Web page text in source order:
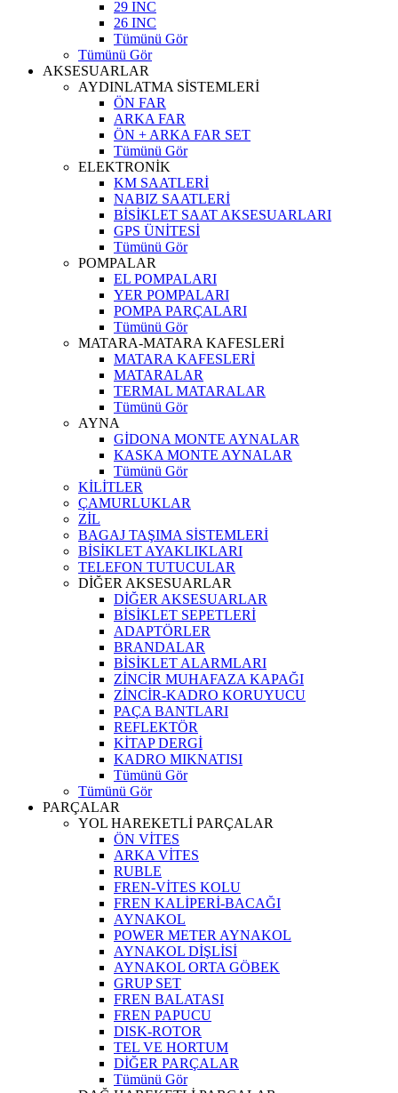
29 INC
26 INC
Tümünü Gör
Tümünü Gör
AKSESUARLAR
AYDINLATMA SİSTEMLERİ
ÖN FAR
ARKA FAR
ÖN + ARKA FAR SET
Tümünü Gör
ELEKTRONİK
KM SAATLERİ
NABIZ SAATLERİ
BİSİKLET SAAT AKSESUARLARI
GPS ÜNİTESİ
Tümünü Gör
POMPALAR
EL POMPALARI
YER POMPALARI
POMPA PARÇALARI
Tümünü Gör
MATARA-MATARA KAFESLERİ
MATARA KAFESLERİ
MATARALAR
TERMAL MATARALAR
Tümünü Gör
AYNA
GİDONA MONTE AYNALAR
KASKA MONTE AYNALAR
Tümünü Gör
KİLİTLER
ÇAMURLUKLAR
ZİL
BAGAJ TAŞIMA SİSTEMLERİ
BİSİKLET AYAKLIKLARI
TELEFON TUTUCULAR
DİĞER AKSESUARLAR
DİĞER AKSESUARLAR
BİSİKLET SEPETLERİ
ADAPTÖRLER
BRANDALAR
BİSİKLET ALARMLARI
ZİNCİR MUHAFAZA KAPAĞI
ZİNCİR-KADRO KORUYUCU
PAÇA BANTLARI
REFLEKTÖR
KİTAP DERGİ
KADRO MIKNATISI
Tümünü Gör
Tümünü Gör
PARÇALAR
YOL HAREKETLİ PARÇALAR
ÖN VİTES
ARKA VİTES
RUBLE
FREN-VİTES KOLU
FREN KALİPERİ-BACAĞI
AYNAKOL
POWER METER AYNAKOL
AYNAKOL DİŞLİSİ
AYNAKOL ORTA GÖBEK
GRUP SET
FREN BALATASI
FREN PAPUCU
DISK-ROTOR
TEL VE HORTUM
DİĞER PARÇALAR
Tümünü Gör